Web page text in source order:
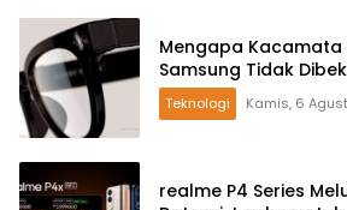
Mengapa Kacamata
Samsung Tidak
Teknologi Kamis, 6
realme P4 Series